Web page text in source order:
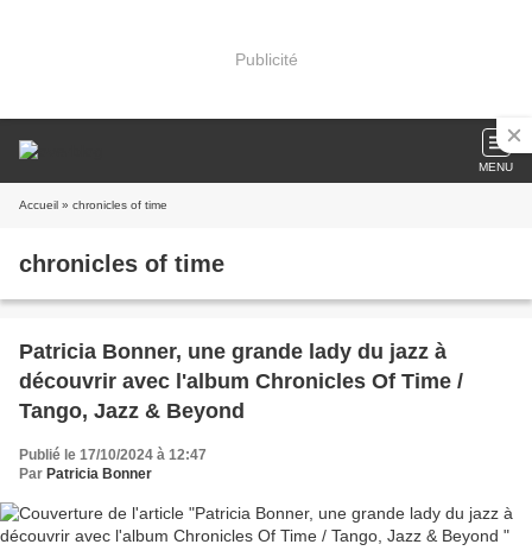
Publicité
MENU
Accueil » chronicles of time
chronicles of time
Patricia Bonner, une grande lady du jazz à
découvrir avec l'album Chronicles Of Time /
Tango, Jazz & Beyond
Publié le 17/10/2024 à 12:47
Par Patricia Bonner